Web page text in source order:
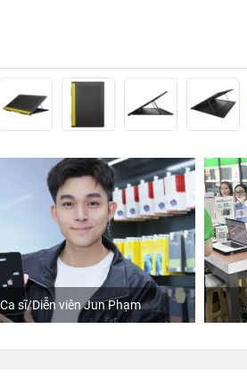
Ca sĩ/Diễn viên Jun Phạm